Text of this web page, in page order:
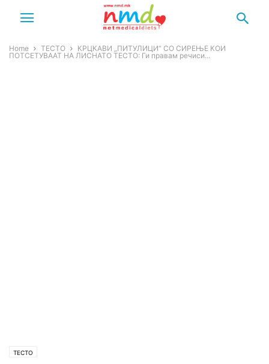
Home ТЕСТО
КРЦКАВИ „ПИТУЛИЦИ“ СО СИРЕЊЕ КОИ
ПОТСЕТУВААТ НА ЛИСНАТО ТЕСТО: Ги правам речиси...
ТЕСТО